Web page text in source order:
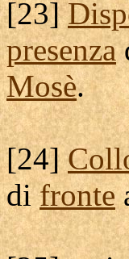
[23]
presenza
Mosè.
[24]
difronte